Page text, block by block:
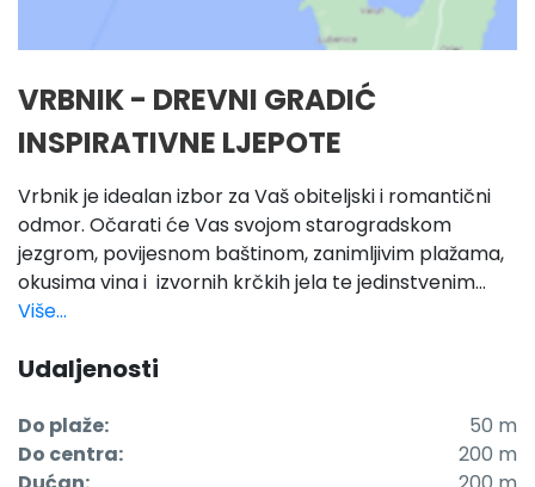
VRBNIK - DREVNI GRADIĆ
INSPIRATIVNE LJEPOTE
Vrbnik je idealan izbor za Vaš obiteljski i romantični
odmor. Očarati će Vas svojom starogradskom
jezgrom, povijesnom baštinom, zanimljivim plažama,
okusima vina i izvornih krčkih jela te jedinstvenim...
Više...
Udaljenosti
Do plaže:
50 m
Do centra:
200 m